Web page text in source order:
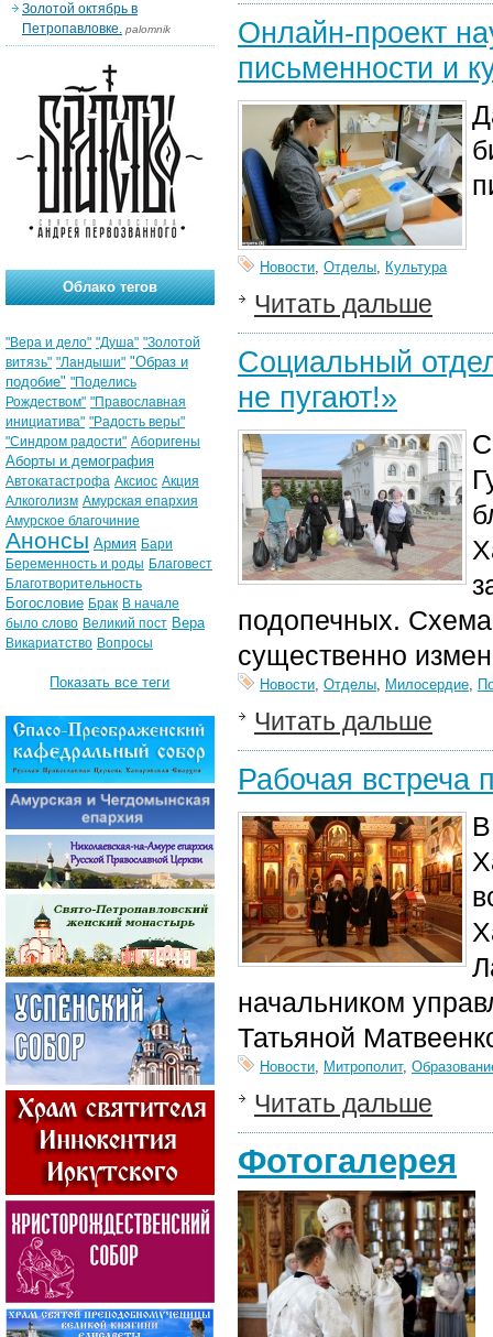
Онлайн-проект
письменности и
Новости, Отделы, Культура
Читать дальше
Социальный
не пугают!»
подопечных.
существенно
Новости, Отделы, Милосердие,
Читать дальше
Рабочая встреча
начальником
Татьяной
Новости, Митрополит,
Читать дальше
Фотогалерея
Золотой октябрь в
Петропавловке. palomnik
Облако тегов
"Вера и дело" "Душа" "Золотой
витязь" "Ландыши" "Образ и
подобие" "Поделись
Рождеством" "Православная
инициатива" "Радость веры"
"Синдром радости" Аборигены
Аборты и демография
Автокатастрофа Аксиос Акция
Алкоголизм Амурская епархия
Амурское благочиние
Анонсы Армия Бари
Беременность и роды Благовест
Благотворительность
Богословие Брак В начале
было слово Великий пост Вера
Викариатство Вопросы
Показать все теги